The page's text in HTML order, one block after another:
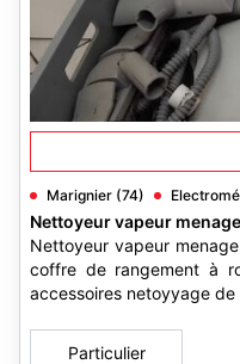
Marignier (74)
Nettoyeur vapeur
Nettoyeur vapeur
coffre de rangement à
accessoires netoyyage de
Particulier